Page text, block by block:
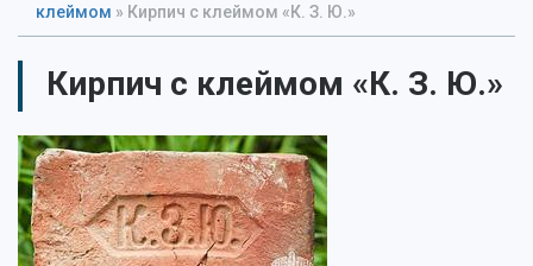
клеймом » Кирпич с клеймом «К. З. Ю.»
Кирпич с клеймом «К. З. Ю.»